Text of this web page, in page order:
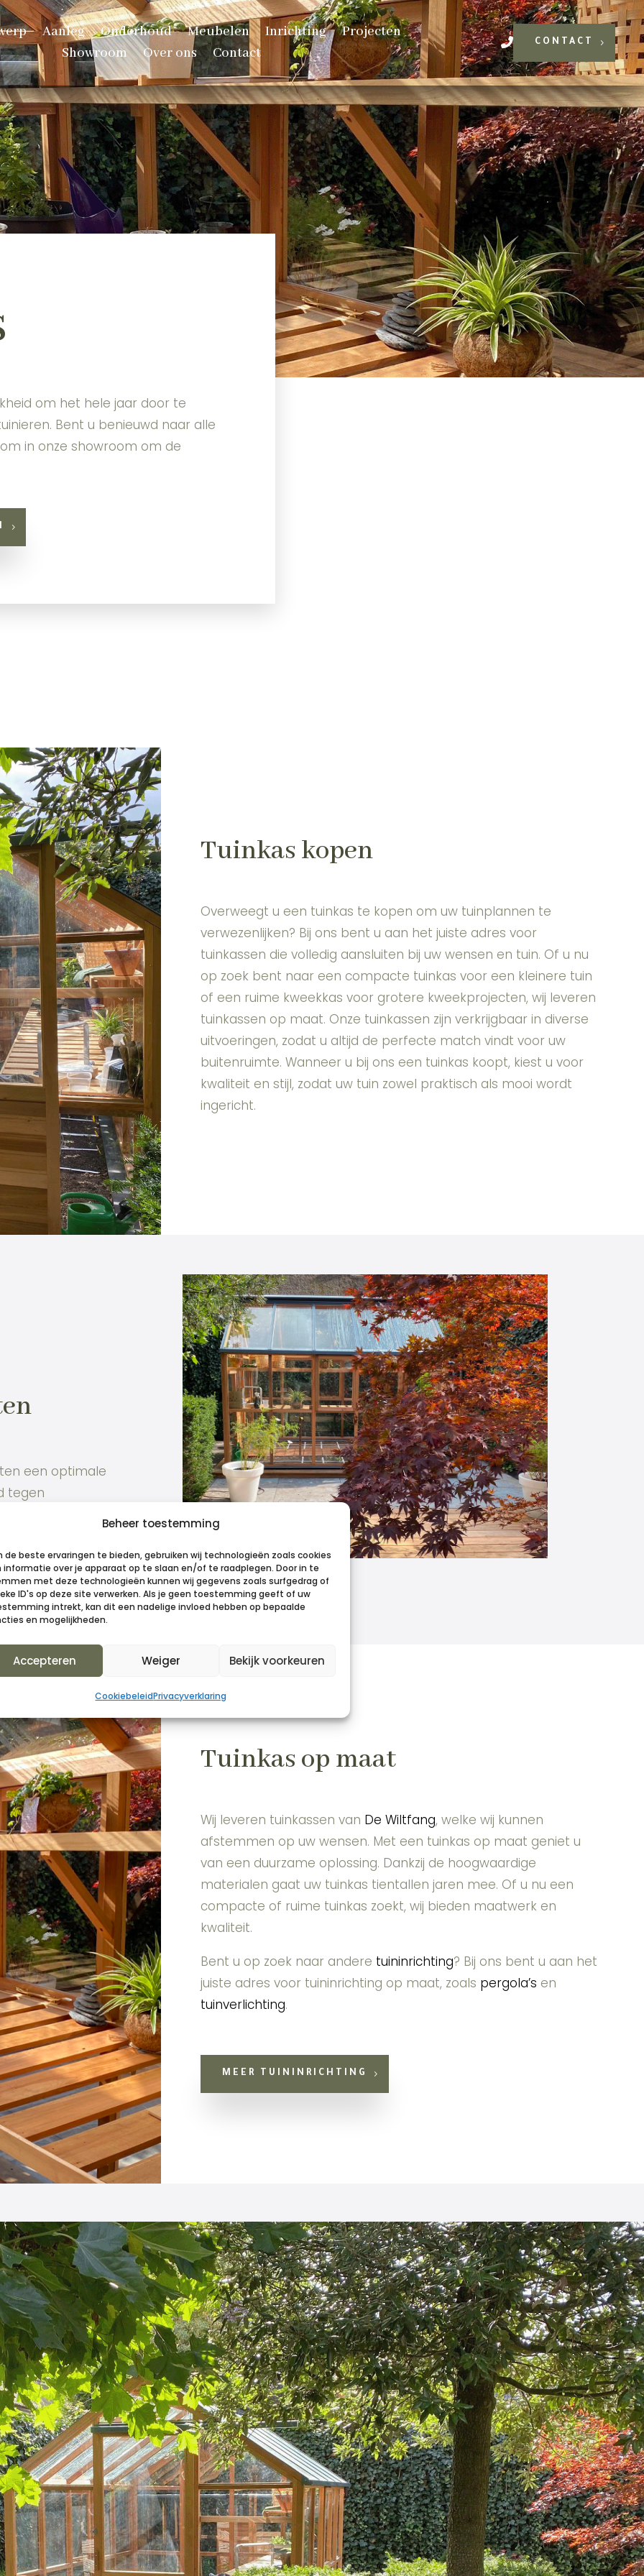
Beheer toestemming
de beste ervaringen te bieden, gebruiken wij technologieën zoals cookies
informatie over je apparaat op te slaan en/of te raadplegen. Door in te
met deze technologieën kunnen wij gegevens zoals surfgedrag of
ID's op deze site verwerken. Als je geen toestemming geeft of uw
intrekt, kan dit een nadelige invloed hebben op bepaalde
en mogelijkheden.
Accepteren Weiger Bekijk voorkeuren
CookiebeleidPrivacyverklaring
Aanleg Onderhoud Meubelen Inrichting
Projecten
Showroom
Over ons Contact
CONTACT
om het hele jaar door te
Bent u benieuwd naar alle
in onze showroom om de
Tuinkas kopen
Overweegt u een tuinkas te kopen om uw tuinplannen te
verwezenlijken? Bij ons bent u aan het juiste adres voor
tuinkassen die volledig aansluiten bij uw wensen en tuin. Of u nu
op zoek bent naar een compacte tuinkas voor een kleinere tuin
of een ruime kweekkas voor grotere kweekprojecten, wij leveren
tuinkassen op maat. Onze tuinkassen zijn verkrijgbaar in diverse
uitvoeringen, zodat u altijd de perfecte match vindt voor uw
buitenruimte. Wanneer u bij ons een tuinkas koopt, kiest u voor
kwaliteit en stijl, zodat uw tuin zowel praktisch als mooi wordt
ingericht.
een optimale
tegen
Tuinkas op maat
Wij leveren tuinkassen van De Wiltfang, welke wij kunnen
afstemmen op uw wensen. Met een tuinkas op maat geniet u
van een duurzame oplossing. Dankzij de hoogwaardige
materialen gaat uw tuinkas tientallen jaren mee. Of u nu een
compacte of ruime tuinkas zoekt, wij bieden maatwerk en
kwaliteit.
Bent u op zoek naar andere tuininrichting? Bij ons bent u aan het
juiste adres voor tuininrichting op maat, zoals pergola’s en
tuinverlichting.
MEER TUININRICHTING